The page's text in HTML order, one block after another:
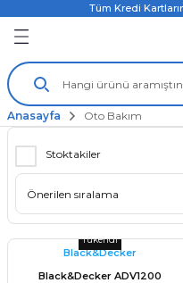
Tüm Kredi
Anasayfa Oto Bakım
Stoktakiler
Tükendi
Black&Decker
Black&Decker ADV1200